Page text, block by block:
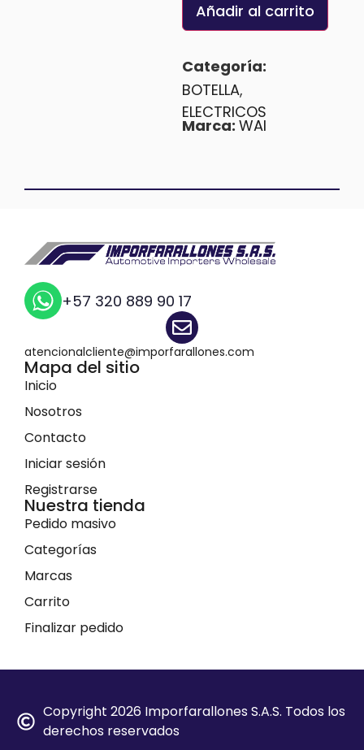
Añadir al carrito
Categoría:
BOTELLA,
ELECTRICOS
Marca: WAI
+57 320 889 90 17
atencionalcliente@imporfarallones.com
Mapa del sitio
Inicio
Nosotros
Contacto
Iniciar sesión
Registrarse
Nuestra tienda
Pedido masivo
Categorías
Marcas
Carrito
Finalizar pedido
Copyright 2026 Imporfarallones S.A.S. Todos los
derechos reservados